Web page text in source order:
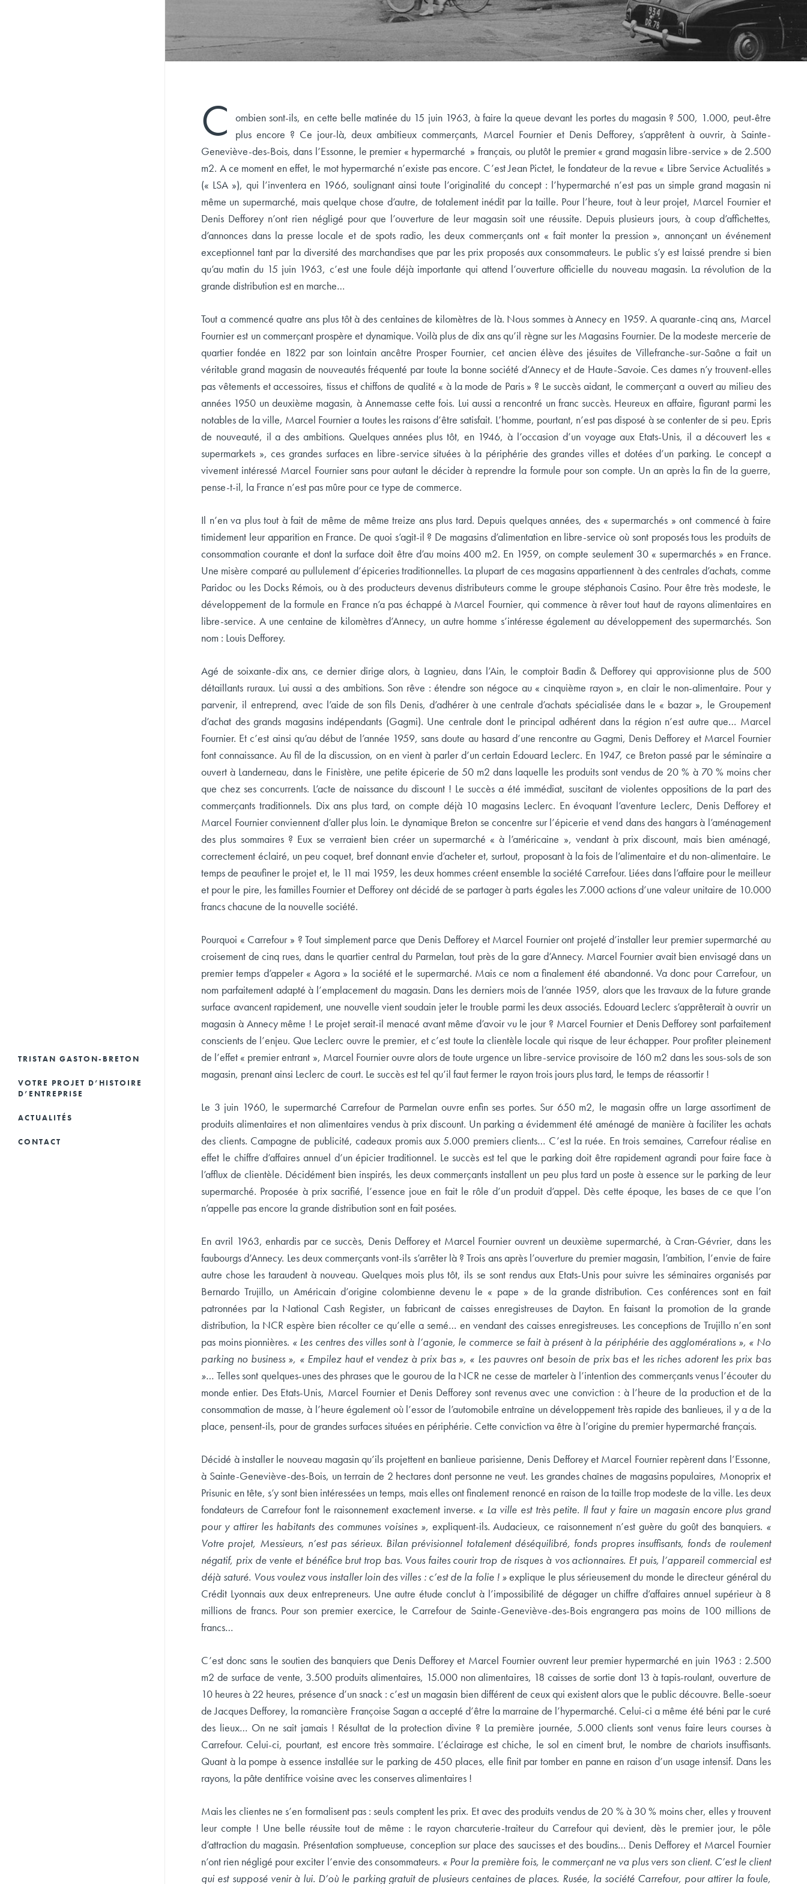
TRISTAN GASTON-BRETON
VOTRE PROJET D’HISTOIRE
D’ENTREPRISE
LIVRES D’ENTREPRISES
CONSEILS ET
ACTUALITÉS
HISTOIRES
CONTACT
C
ombien sont-ils, en cette belle matinée du 15 juin 1963, à faire la queue devant les portes du magasin ? 500, 1.000, peut-être
plus encore ? Ce jour-là, deux ambitieux commerçants, Marcel Fournier et Denis Defforey, s’apprêtent à ouvrir, à Sainte-
Geneviève-des-Bois, dans l’Essonne, le premier « hypermarché » français, ou plutôt le premier « grand magasin libre-service » de 2.500
m2. A ce moment en effet, le mot hypermarché n’existe pas encore. C’est Jean Pictet, le fondateur de la revue « Libre Service Actualités »
(« LSA »), qui l’inventera en 1966, soulignant ainsi toute l’originalité du concept : l’hypermarché n’est pas un simple grand magasin ni
même un supermarché, mais quelque chose d’autre, de totalement inédit par la taille. Pour l’heure, tout à leur projet, Marcel Fournier et
Denis Defforey n’ont rien négligé pour que l’ouverture de leur magasin soit une réussite. Depuis plusieurs jours, à coup d’affichettes,
d’annonces dans la presse locale et de spots radio, les deux commerçants ont « fait monter la pression », annonçant un événement
exceptionnel tant par la diversité des marchandises que par les prix proposés aux consommateurs. Le public s’y est laissé prendre si bien
qu’au matin du 15 juin 1963, c’est une foule déjà importante qui attend l’ouverture officielle du nouveau magasin. La révolution de la
grande distribution est en marche…
Tout a commencé quatre ans plus tôt à des centaines de kilomètres de là. Nous sommes à Annecy en 1959. A quarante-cinq ans, Marcel
Fournier est un commerçant prospère et dynamique. Voilà plus de dix ans qu’il règne sur les Magasins Fournier. De la modeste mercerie de
quartier fondée en 1822 par son lointain ancêtre Prosper Fournier, cet ancien élève des jésuites de Villefranche-sur-Saône a fait un
véritable grand magasin de nouveautés fréquenté par toute la bonne société d’Annecy et de Haute-Savoie. Ces dames n’y trouvent-elles
pas vêtements et accessoires, tissus et chiffons de qualité « à la mode de Paris » ? Le succès aidant, le commerçant a ouvert au milieu des
années 1950 un deuxième magasin, à Annemasse cette fois. Lui aussi a rencontré un franc succès. Heureux en affaire, figurant parmi les
notables de la ville, Marcel Fournier a toutes les raisons d’être satisfait. L’homme, pourtant, n’est pas disposé à se contenter de si peu. Epris
de nouveauté, il a des ambitions. Quelques années plus tôt, en 1946, à l’occasion d’un voyage aux Etats-Unis, il a découvert les «
supermarkets », ces grandes surfaces en libre-service situées à la périphérie des grandes villes et dotées d’un parking. Le concept a
vivement intéressé Marcel Fournier sans pour autant le décider à reprendre la formule pour son compte. Un an après la fin de la guerre,
pense-t-il, la France n’est pas mûre pour ce type de commerce.
Il n’en va plus tout à fait de même de même treize ans plus tard. Depuis quelques années, des « supermarchés » ont commencé à faire
timidement leur apparition en France. De quoi s’agit-il ? De magasins d’alimentation en libre-service où sont proposés tous les produits de
consommation courante et dont la surface doit être d’au moins 400 m2. En 1959, on compte seulement 30 « supermarchés » en France.
Une misère comparé au pullulement d’épiceries traditionnelles. La plupart de ces magasins appartiennent à des centrales d’achats, comme
Paridoc ou les Docks Rémois, ou à des producteurs devenus distributeurs comme le groupe stéphanois Casino. Pour être très modeste, le
développement de la formule en France n’a pas échappé à Marcel Fournier, qui commence à rêver tout haut de rayons alimentaires en
libre-service. A une centaine de kilomètres d’Annecy, un autre homme s’intéresse également au développement des supermarchés. Son
nom : Louis Defforey.
Agé de soixante-dix ans, ce dernier dirige alors, à Lagnieu, dans l’Ain, le comptoir Badin & Defforey qui approvisionne plus de 500
détaillants ruraux. Lui aussi a des ambitions. Son rêve : étendre son négoce au « cinquième rayon », en clair le non-alimentaire. Pour y
parvenir, il entreprend, avec l’aide de son fils Denis, d’adhérer à une centrale d’achats spécialisée dans le « bazar », le Groupement
d’achat des grands magasins indépendants (Gagmi). Une centrale dont le principal adhérent dans la région n’est autre que… Marcel
Fournier. Et c’est ainsi qu’au début de l’année 1959, sans doute au hasard d’une rencontre au Gagmi, Denis Defforey et Marcel Fournier
font connaissance. Au fil de la discussion, on en vient à parler d’un certain Edouard Leclerc. En 1947, ce Breton passé par le séminaire a
ouvert à Landerneau, dans le Finistère, une petite épicerie de 50 m2 dans laquelle les produits sont vendus de 20 % à 70 % moins cher
que chez ses concurrents. L’acte de naissance du discount ! Le succès a été immédiat, suscitant de violentes oppositions de la part des
commerçants traditionnels. Dix ans plus tard, on compte déjà 10 magasins Leclerc. En évoquant l’aventure Leclerc, Denis Defforey et
Marcel Fournier conviennent d’aller plus loin. Le dynamique Breton se concentre sur l’épicerie et vend dans des hangars à l’aménagement
des plus sommaires ? Eux se verraient bien créer un supermarché « à l’américaine », vendant à prix discount, mais bien aménagé,
correctement éclairé, un peu coquet, bref donnant envie d’acheter et, surtout, proposant à la fois de l’alimentaire et du non-alimentaire. Le
temps de peaufiner le projet et, le 11 mai 1959, les deux hommes créent ensemble la société Carrefour. Liées dans l’affaire pour le meilleur
et pour le pire, les familles Fournier et Defforey ont décidé de se partager à parts égales les 7.000 actions d’une valeur unitaire de 10.000
francs chacune de la nouvelle société.
Pourquoi « Carrefour » ? Tout simplement parce que Denis Defforey et Marcel Fournier ont projeté d’installer leur premier supermarché au
croisement de cinq rues, dans le quartier central du Parmelan, tout près de la gare d’Annecy. Marcel Fournier avait bien envisagé dans un
premier temps d’appeler « Agora » la société et le supermarché. Mais ce nom a finalement été abandonné. Va donc pour Carrefour, un
nom parfaitement adapté à l’emplacement du magasin. Dans les derniers mois de l’année 1959, alors que les travaux de la future grande
surface avancent rapidement, une nouvelle vient soudain jeter le trouble parmi les deux associés. Edouard Leclerc s’apprêterait à ouvrir un
magasin à Annecy même ! Le projet serait-il menacé avant même d’avoir vu le jour ? Marcel Fournier et Denis Defforey sont parfaitement
conscients de l’enjeu. Que Leclerc ouvre le premier, et c’est toute la clientèle locale qui risque de leur échapper. Pour profiter pleinement
de l’effet « premier entrant », Marcel Fournier ouvre alors de toute urgence un libre-service provisoire de 160 m2 dans les sous-sols de son
magasin, prenant ainsi Leclerc de court. Le succès est tel qu’il faut fermer le rayon trois jours plus tard, le temps de réassortir !
Le 3 juin 1960, le supermarché Carrefour de Parmelan ouvre enfin ses portes. Sur 650 m2, le magasin offre un large assortiment de
produits alimentaires et non alimentaires vendus à prix discount. Un parking a évidemment été aménagé de manière à faciliter les achats
des clients. Campagne de publicité, cadeaux promis aux 5.000 premiers clients… C’est la ruée. En trois semaines, Carrefour réalise en
effet le chiffre d’affaires annuel d’un épicier traditionnel. Le succès est tel que le parking doit être rapidement agrandi pour faire face à
l’afflux de clientèle. Décidément bien inspirés, les deux commerçants installent un peu plus tard un poste à essence sur le parking de leur
supermarché. Proposée à prix sacrifié, l’essence joue en fait le rôle d’un produit d’appel. Dès cette époque, les bases de ce que l’on
n’appelle pas encore la grande distribution sont en fait posées.
En avril 1963, enhardis par ce succès, Denis Defforey et Marcel Fournier ouvrent un deuxième supermarché, à Cran-Gévrier, dans les
faubourgs d’Annecy. Les deux commerçants vont-ils s’arrêter là ? Trois ans après l’ouverture du premier magasin, l’ambition, l’envie de faire
autre chose les taraudent à nouveau. Quelques mois plus tôt, ils se sont rendus aux Etats-Unis pour suivre les séminaires organisés par
Bernardo Trujillo, un Américain d’origine colombienne devenu le « pape » de la grande distribution. Ces conférences sont en fait
patronnées par la National Cash Register, un fabricant de caisses enregistreuses de Dayton. En faisant la promotion de la grande
distribution, la NCR espère bien récolter ce qu’elle a semé… en vendant des caisses enregistreuses. Les conceptions de Trujillo n’en sont
pas moins pionnières. « Les centres des villes sont à l’agonie, le commerce se fait à présent à la périphérie des agglomérations », « No
parking no business », « Empilez haut et vendez à prix bas », « Les pauvres ont besoin de prix bas et les riches adorent les prix bas
»… Telles sont quelques-unes des phrases que le gourou de la NCR ne cesse de marteler à l’intention des commerçants venus l’écouter du
monde entier. Des Etats-Unis, Marcel Fournier et Denis Defforey sont revenus avec une conviction : à l’heure de la production et de la
consommation de masse, à l’heure également où l’essor de l’automobile entraîne un développement très rapide des banlieues, il y a de la
place, pensent-ils, pour de grandes surfaces situées en périphérie. Cette conviction va être à l’origine du premier hypermarché français.
Décidé à installer le nouveau magasin qu’ils projettent en banlieue parisienne, Denis Defforey et Marcel Fournier repèrent dans l’Essonne,
à Sainte-Geneviève-des-Bois, un terrain de 2 hectares dont personne ne veut. Les grandes chaînes de magasins populaires, Monoprix et
Prisunic en tête, s’y sont bien intéressées un temps, mais elles ont finalement renoncé en raison de la taille trop modeste de la ville. Les deux
fondateurs de Carrefour font le raisonnement exactement inverse. « La ville est très petite. Il faut y faire un magasin encore plus grand
pour y attirer les habitants des communes voisines », expliquent-ils. Audacieux, ce raisonnement n’est guère du goût des banquiers. «
Votre projet, Messieurs, n’est pas sérieux. Bilan prévisionnel totalement déséquilibré, fonds propres insuffisants, fonds de roulement
négatif, prix de vente et bénéfice brut trop bas. Vous faites courir trop de risques à vos actionnaires. Et puis, l’appareil commercial est
déjà saturé. Vous voulez vous installer loin des villes : c’est de la folie ! »explique le plus sérieusement du monde le directeur général du
Crédit Lyonnais aux deux entrepreneurs. Une autre étude conclut à l’impossibilité de dégager un chiffre d’affaires annuel supérieur à 8
millions de francs. Pour son premier exercice, le Carrefour de Sainte-Geneviève-des-Bois engrangera pas moins de 100 millions de
francs…
C’est donc sans le soutien des banquiers que Denis Defforey et Marcel Fournier ouvrent leur premier hypermarché en juin 1963 : 2.500
m2 de surface de vente, 3.500 produits alimentaires, 15.000 non alimentaires, 18 caisses de sortie dont 13 à tapis-roulant, ouverture de
10 heures à 22 heures, présence d’un snack : c’est un magasin bien différent de ceux qui existent alors que le public découvre. Belle-soeur
de Jacques Defforey, la romancière Françoise Sagan a accepté d’être la marraine de l’hypermarché. Celui-ci a même été béni par le curé
des lieux… On ne sait jamais ! Résultat de la protection divine ? La première journée, 5.000 clients sont venus faire leurs courses à
Carrefour. Celui-ci, pourtant, est encore très sommaire. L’éclairage est chiche, le sol en ciment brut, le nombre de chariots insuffisants.
Quant à la pompe à essence installée sur le parking de 450 places, elle finit par tomber en panne en raison d’un usage intensif. Dans les
rayons, la pâte dentifrice voisine avec les conserves alimentaires !
Mais les clientes ne s’en formalisent pas : seuls comptent les prix. Et avec des produits vendus de 20 % à 30 % moins cher, elles y trouvent
leur compte ! Une belle réussite tout de même : le rayon charcuterie-traiteur du Carrefour qui devient, dès le premier jour, le pôle
d’attraction du magasin. Présentation somptueuse, conception sur place des saucisses et des boudins… Denis Defforey et Marcel Fournier
n’ont rien négligé pour exciter l’envie des consommateurs. « Pour la première fois, le commerçant ne va plus vers son client. C’est le client
qui est supposé venir à lui. D’où le parking gratuit de plusieurs centaines de places. Rusée, la société Carrefour, pour attirer la foule,